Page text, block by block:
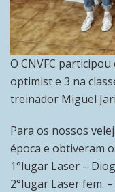
O CNVFC
optimist e 3 na
treinador Miguel
Para os nossos
época e obtiveram
1°lugar Laser –
2°lugar Laser fem.